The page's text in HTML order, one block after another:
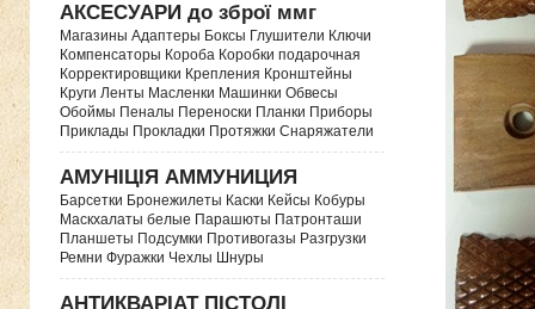
АКСЕСУАРИ до зброї ммг
Магазины Адаптеры Боксы Глушители Ключи
Компенсаторы Короба Коробки подарочная
Корректировщики Крепления Кронштейны
Круги Ленты Масленки Машинки Обвесы
Обоймы Пеналы Переноски Планки Приборы
Приклады Прокладки Протяжки Снаряжатели
АМУНІЦІЯ АММУНИЦИЯ
Барсетки Бронежилеты Каски Кейсы Кобуры
Маскхалаты белые Парашюты Патронташи
Планшеты Подсумки Противогазы Разгрузки
Ремни Фуражки Чехлы Шнуры
АНТИКВАРІАТ ПІСТОЛІ